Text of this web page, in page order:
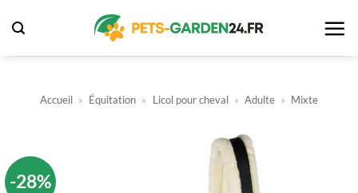
au
contenu
Accueil » Équitation » Licol pour cheval » Adulte » Mixte
-28%